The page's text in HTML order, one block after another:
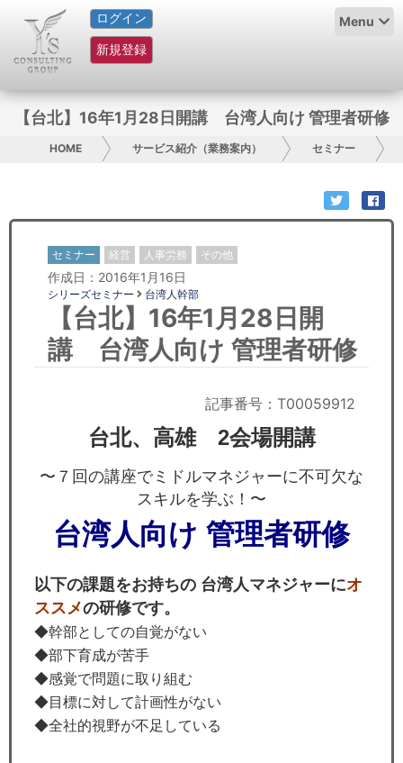
ログイン
新規登録
Menu
HOME
サービス紹介
コラム
グループ概要
日本人にPR
コンサルティング
リサーチ
経済ニュース
ＩＴ
飲食店情報
【台北】16年1月28日開講 台湾人向け 管理者研修
HOME サービス紹介（業務案内） セミナー
セミナー 経営 人事労務 その他
作成日：2016年1月16日
シリーズセミナー 台湾人幹部
【台北】16年1月28日開
講 台湾人向け 管理者研修
記事番号：T00059912
台北、高雄 2会場開講
〜７回の講座でミドルマネジャーに不可欠な
スキルを学ぶ！〜
台湾人向け 管理者研修
以下の課題をお持ちの 台湾人マネジャーにオ
ススメの研修です。
◆幹部としての自覚がない
◆部下育成が苦手
◆感覚で問題に取り組む
◆目標に対して計画性がない
◆全社的視野が不足している